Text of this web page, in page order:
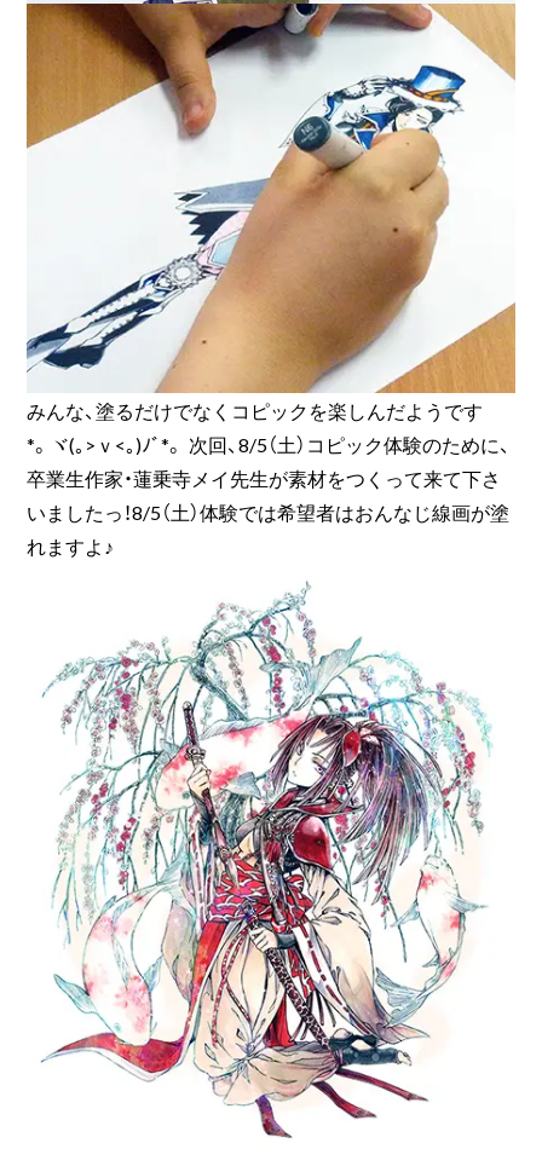
みんな、塗るだけでなくコピックを楽しんだようです
*。ヾ(｡>ｖ<｡)ﾉﾞ*。 次回、8/5（土）コピック体験のために、
卒業生作家・蓮乗寺メイ先生が素材をつくって来て下さ
いましたっ！8/5（土）体験では希望者はおんなじ線画が塗
れますよ♪